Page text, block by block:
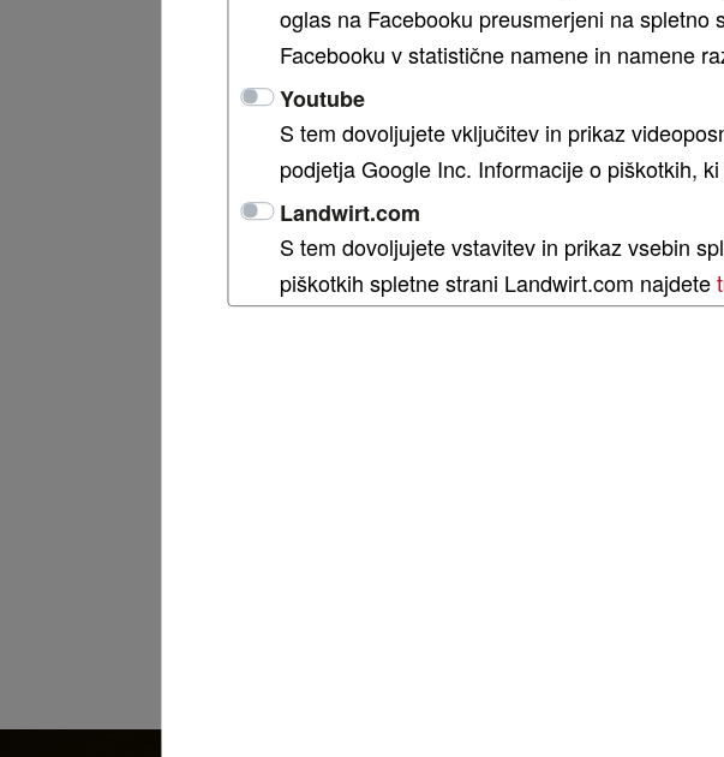
Prospekti/Tehnični podatki
VIDEO POSNETKI
Prosimo, kliknite
prikazati
Pri tem se bodo
oglas na Facebooku preusmerjeni na
Facebooku v statistične namene in namene
Youtube
S tem dovoljujete vključitev in prikaz
podjetja Google Inc. Informacije o piškotkih,
Landwirt.com
S tem dovoljujete vstavitev in prikaz vsebin
piškotkih spletne strani Landwirt.com najdete